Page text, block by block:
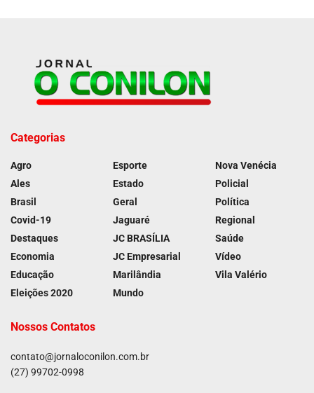
Categorias
Agro
Ales
Brasil
Covid-19
Destaques
Economia
Educação
Eleições 2020
Esporte
Estado
Geral
Jaguaré
JC BRASÍLIA
JC Empresarial
Marilândia
Mundo
Nova Venécia
Policial
Política
Regional
Saúde
Vídeo
Vila Valério
Nossos Contatos
contato@jornaloconilon.com.br
(27) 99702-0998